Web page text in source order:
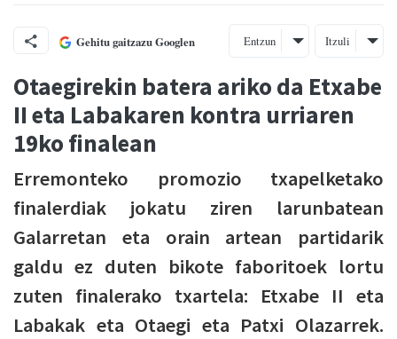
Gehitu gaitzazu Googlen Entzun Itzuli
Otaegirekin batera ariko da Etxabe
II eta Labakaren kontra urriaren
19ko finalean
Erremonteko promozio txapelketako
finalerdiak jokatu ziren larunbatean
Galarretan eta orain artean partidarik
galdu ez duten bikote faboritoek lortu
zuten finalerako txartela: Etxabe II eta
Labakak eta Otaegi eta Patxi Olazarrek.